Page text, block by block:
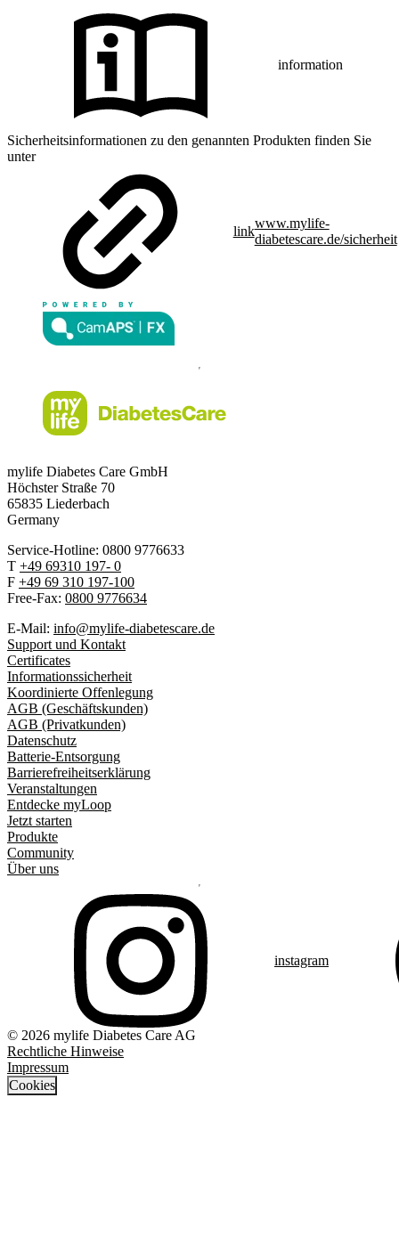
information
Sicherheitsinformationen zu den genannten Produkten finden Sie
unter
link
www.mylife-
diabetescare.de/sicherheit
mylife Diabetes Care GmbH
Höchster Straße 70
65835 Liederbach
Germany
Service-Hotline: 0800 9776633
T +49 69310 197- 0
F +49 69 310 197-100
Free-Fax: 0800 9776634
E-Mail: info@mylife-diabetescare.de
Support und Kontakt
Certificates
Informationssicherheit
Koordinierte Offenlegung
AGB (Geschäftskunden)
AGB (Privatkunden)
Datenschutz
Batterie-Entsorgung
Barrierefreiheitserklärung
Veranstaltungen
Entdecke myLoop
Jetzt starten
Produkte
Community
Über uns
instagram
© 2026 mylife Diabetes Care AG
Rechtliche Hinweise
Impressum
Cookies